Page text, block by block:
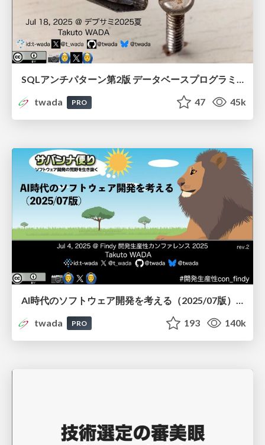
SQLアンチパターン第2版 データベースプログラミングで陥りがちな失敗とその対策 / Intro to SQL Antipatterns 2nd
twada
PRO 47 45k
twada
PRO 193 140k